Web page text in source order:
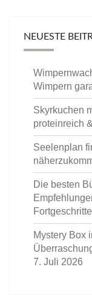
NEUESTE
Wimpern
Skyrkuchen
proteinreich
Seelenplan
Die besten
Mystery Box
7. Juli 2026